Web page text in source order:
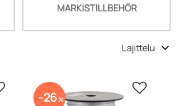
MARKISTILLBEHÖR
suosikiksi
26% Lisää